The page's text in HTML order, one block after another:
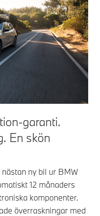
garanti.
En skön
ny bil ur BMW
12 månaders
komponenter.
överraskningar med